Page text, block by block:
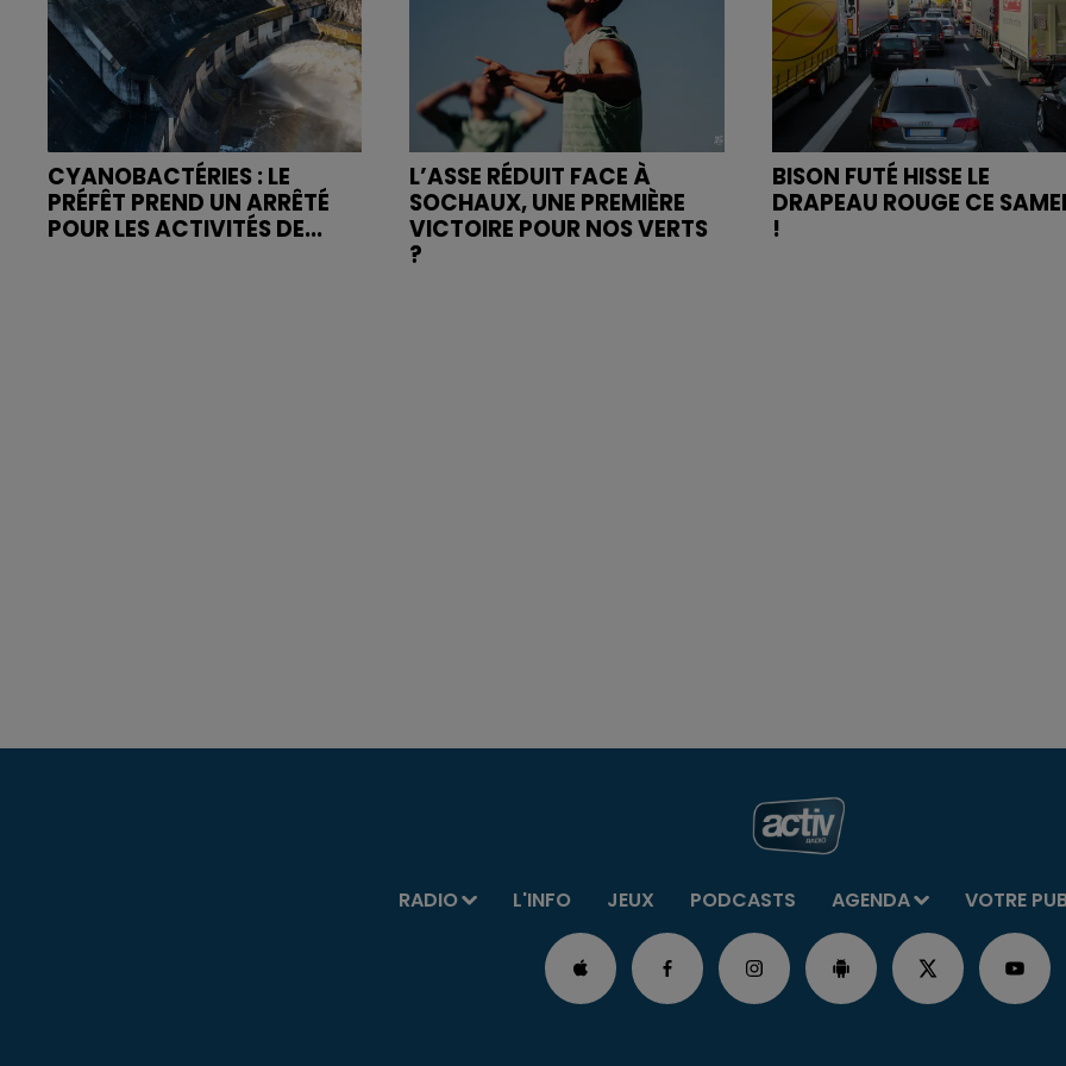
CYANOBACTÉRIES : LE
PRÉFÊT PREND UN ARRÊTÉ
POUR LES ACTIVITÉS DE...
L’ASSE RÉDUIT FACE À
SOCHAUX, UNE PREMIÈRE
VICTOIRE POUR NOS VERTS
?
BISON FUTÉ HISSE LE
DRAPEAU ROUGE CE
!
RADIO L'INFO JEUX PODCASTS AGENDA VOTRE